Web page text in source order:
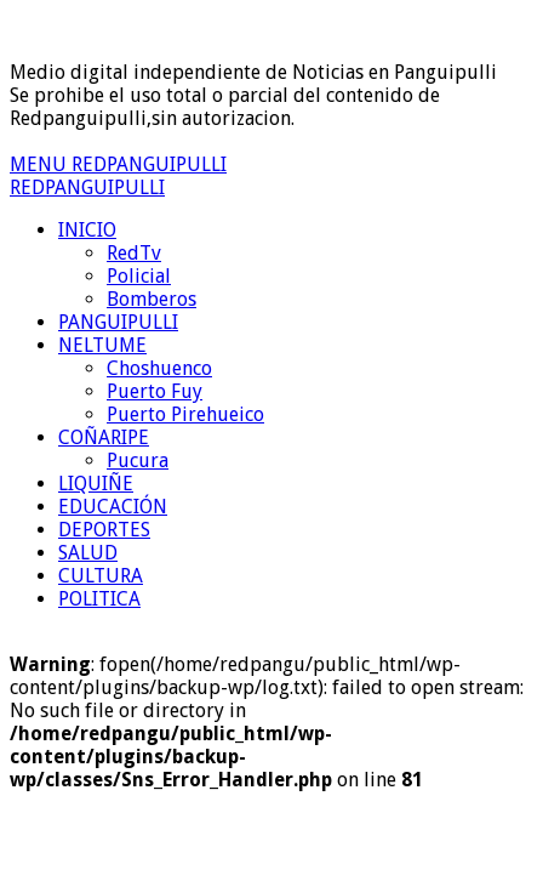
Medio digital independiente de Noticias en Panguipulli
Se prohibe el uso total o parcial del contenido de
Redpanguipulli,sin autorizacion.
MENU REDPANGUIPULLI
REDPANGUIPULLI
INICIO
RedTv
Policial
Bomberos
PANGUIPULLI
NELTUME
Choshuenco
Puerto Fuy
Puerto Pirehueico
COÑARIPE
Pucura
LIQUIÑE
EDUCACIÓN
DEPORTES
SALUD
CULTURA
POLITICA
Warning: fopen(/home/redpangu/public_html/wp-
content/plugins/backup-wp/log.txt): failed to open stream:
No such file or directory in
/home/redpangu/public_html/wp-
content/plugins/backup-
wp/classes/Sns_Error_Handler.php on line 81